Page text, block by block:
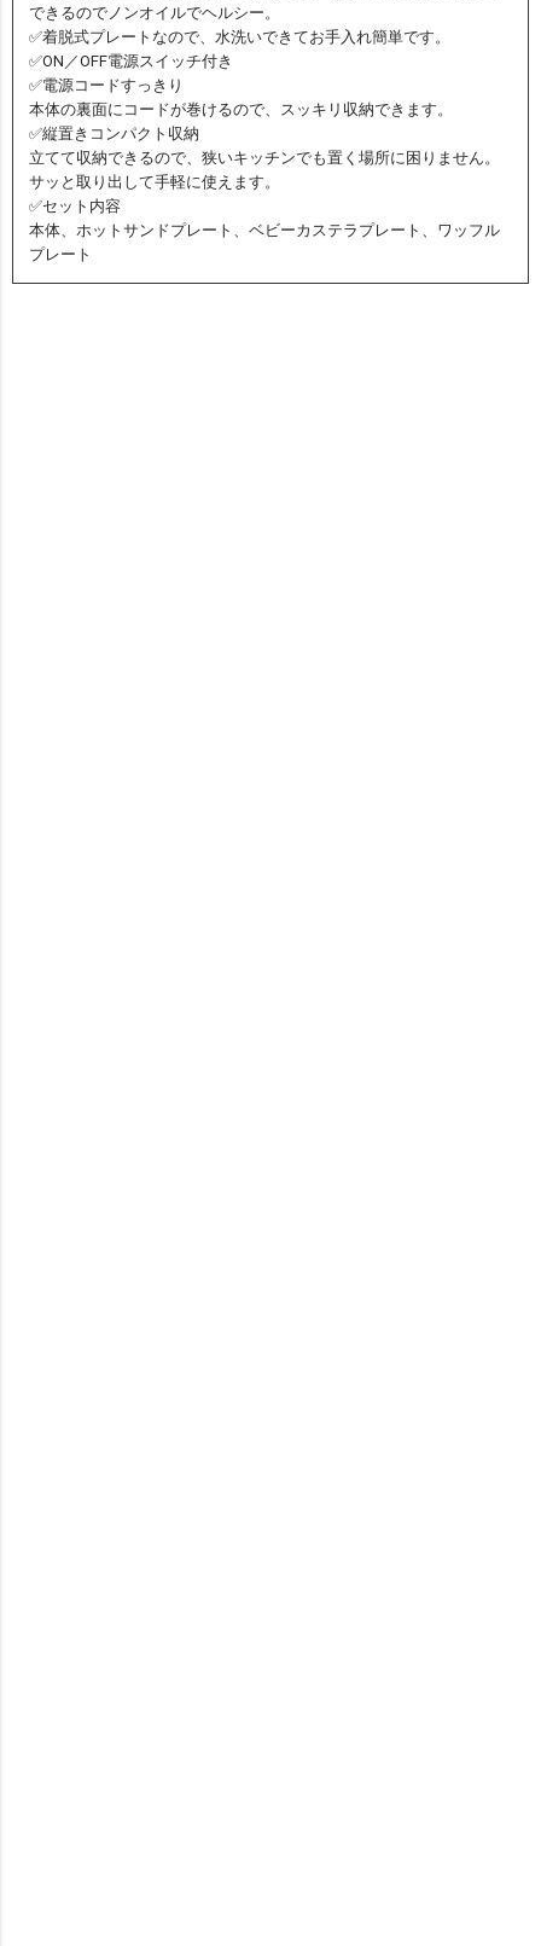
できるのでノンオイルでヘルシー。
✅着脱式プレートなので、水洗いできてお手入れ簡単です。
✅ON／OFF電源スイッチ付き
✅電源コードすっきり
本体の裏面にコードが巻けるので、スッキリ収納できます。
✅縦置きコンパクト収納
立てて収納できるので、狭いキッチンでも置く場所に困りません。
サッと取り出して手軽に使えます。
✅セット内容
本体、ホットサンドプレート、ベビーカステラプレート、ワッフル
プレート